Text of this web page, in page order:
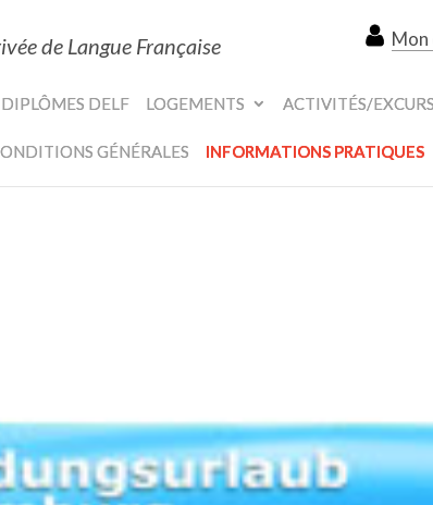
de Langue Française Mon
DIPLÔMES DELF LOGEMENTS ACTIVITÉS/
GÉNÉRALES INFORMATIONS PRATIQUES